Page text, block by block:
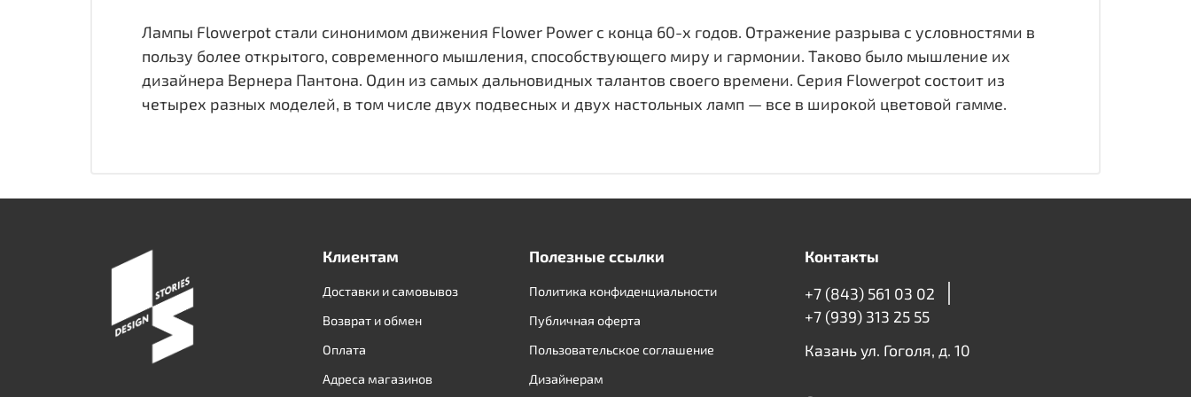
Лампы Flowerpot стали синонимом движения Flower Power с конца 60-х годов. Отражение разрыва с условностями в
пользу более открытого, современного мышления, способствующего миру и гармонии. Таково было мышление их
дизайнера Вернера Пантона. Один из самых дальновидных талантов своего времени. Серия Flowerpot состоит из
четырех разных моделей, в том числе двух подвесных и двух настольных ламп — все в широкой цветовой гамме.
Клиентам
Доставки и самовывоз
Возврат и обмен
Оплата
Адреса магазинов
Полезные ссылки
Политика конфиденциальности
Публичная оферта
Пользовательское соглашение
Дизайнерам
Контакты
+7 (843) 561 03 02
+7 (939) 313 25 55
Казань ул. Гоголя, д. 10